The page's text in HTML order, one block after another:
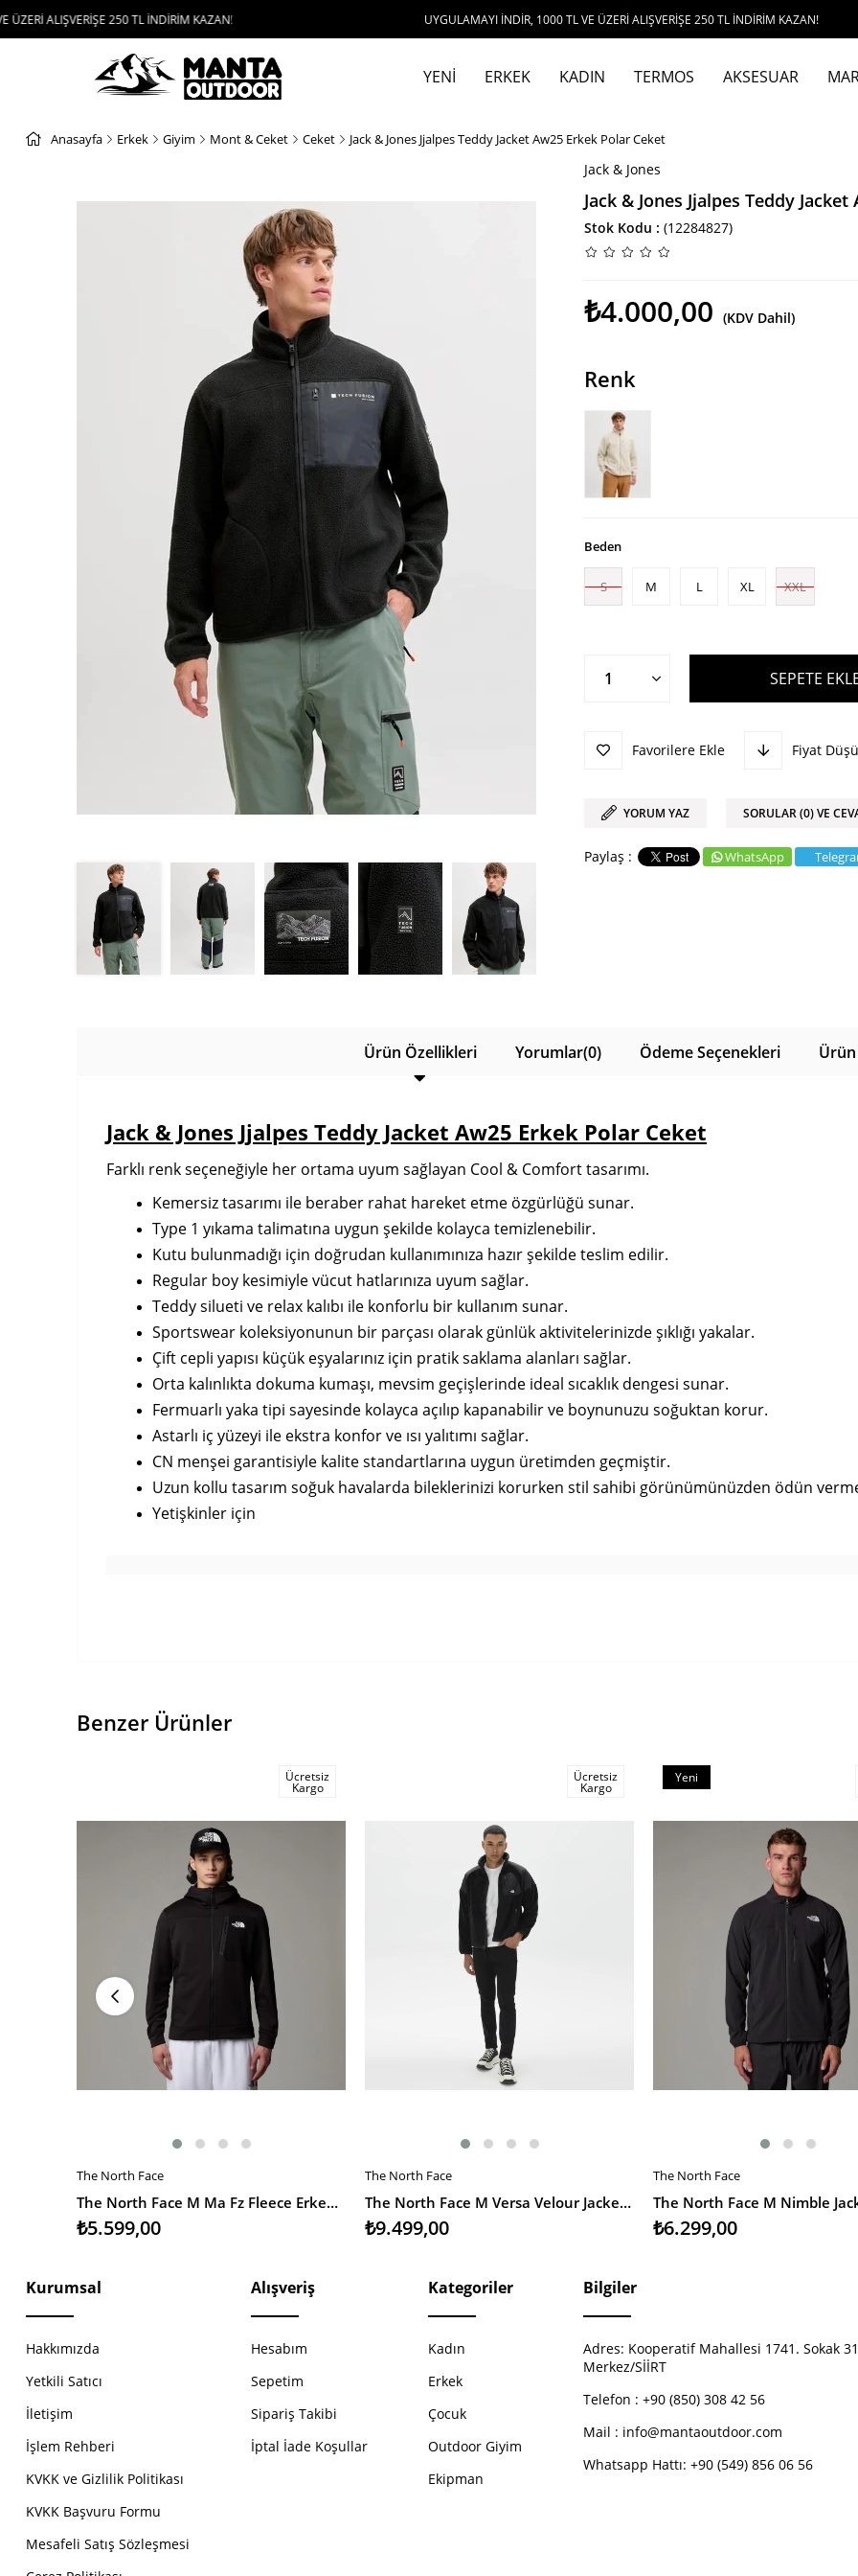
250 TL İNDİRİM KAZAN! UYGULAMAYI İNDİR, 1000 TL VE ÜZERİ ALIŞVERİŞE 250 TL İNDİRİM KAZAN!
YENİ ERKEK KADIN TERMOS AKSESUAR
Anasayfa Erkek Giyim Mont & Ceket Ceket Jack & Jones Jjalpes Teddy Jacket Aw25 Erkek Polar Ceket
Jack & Jones
Jack & Jones Jjalpes Teddy
Stok Kodu (12284827)
₺4.000,00 (KDV Dahil)
Renk
Beden
S M L XL XXL
Favorilere Ekle Fiyat
YORUM YAZ SORULAR (0) VE
WhatsApp
Ürün Özellikleri Yorumlar(0) Ödeme Seçenekleri
Jack & Jones Jjalpes Teddy Jacket Aw25 Erkek Polar Ceket
Farklı renk seçeneğiyle her ortama uyum sağlayan Cool & Comfort tasarımı.
Kemersiz tasarımı ile beraber rahat hareket etme özgürlüğü sunar.
Type 1 yıkama talimatına uygun şekilde kolayca temizlenebilir.
Kutu bulunmadığı için doğrudan kullanımınıza hazır şekilde teslim edilir.
Regular boy kesimiyle vücut hatlarınıza uyum sağlar.
Teddy silueti ve relax kalıbı ile konforlu bir kullanım sunar.
Sportswear koleksiyonunun bir parçası olarak günlük aktivitelerinizde şıklığı yakalar.
Çift cepli yapısı küçük eşyalarınız için pratik saklama alanları sağlar.
Orta kalınlıkta dokuma kumaşı, mevsim geçişlerinde ideal sıcaklık dengesi sunar.
Fermuarlı yaka tipi sayesinde kolayca açılıp kapanabilir ve boynunuzu soğuktan korur.
Astarlı iç yüzeyi ile ekstra konfor ve ısı yalıtımı sağlar.
CN menşei garantisiyle kalite standartlarına uygun üretimden geçmiştir.
Uzun kollu tasarım soğuk havalarda bileklerinizi korurken stil sahibi görünümünüzden ödün
Yetişkinler için
Benzer Ürünler
SEPETE EKLE
Ücretsiz
Kargo
The North Face
The North Face M Ma Fz Fleece Erkek Ceket
₺5.599,00
SEPETE EKLE
Ücretsiz
Kargo
The North Face
The North Face M Versa Velour Jacket Erkek Ceket
₺9.499,00
SEPETE EKLE
Yeni
The North Face
₺6.299,00
Kurumsal
Hakkımızda
Yetkili Satıcı
İletişim
İşlem Rehberi
KVKK ve Gizlilik Politikası
KVKK Başvuru Formu
Mesafeli Satış Sözleşmesi
Alışveriş
Hesabım
Sepetim
Sipariş Takibi
İptal İade Koşullar
Kategoriler
Kadın
Erkek
Çocuk
Outdoor Giyim
Ekipman
Bilgiler
Adres: Kooperatif Mahallesi 1741. Sokak
Merkez/SİİRT
Telefon : +90 (850) 308 42 56
Mail : info@mantaoutdoor.com
Whatsapp Hattı: +90 (549) 856 06 56